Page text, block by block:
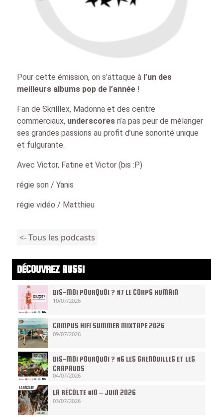
Pour cette émission, on s’attaque à l’un des
meilleurs albums pop de l’année !
Fan de Skrilllex, Madonna et des centre
commerciaux, underscores n’a pas peur de mélanger
ses grandes passions au profit d’une sonorité unique
et fulgurante.
Avec Victor, Fatine et Victor (bis :P)
régie son / Yanis
régie vidéo / Matthieu
<- Tous les podcasts
DÉCOUVREZ AUSSI
DIS-MOI POURQUOI ? #7 LE CORPS HUMAIN
10/07/2026
CAMPUS HIFI SUMMER MIXTAPE 2026
09/07/2026
DIS-MOI POURQUOI ? #6 LES GRENOUILLES ET LES
CRAPAUDS
04/07/2026
LA RÉCOLTE #10 – JUIN 2026
03/07/2026